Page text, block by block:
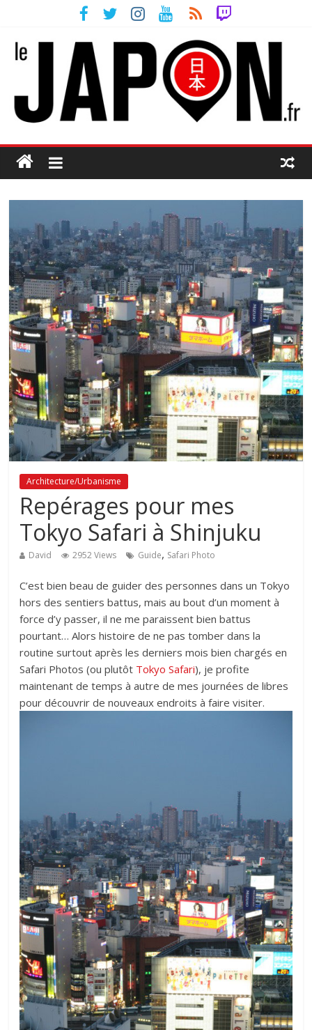
Architecture/Urbanisme
Repérages pour mes
Tokyo Safari à Shinjuku
David 2952 Views Guide, Safari Photo
C’est bien beau de guider des personnes dans un Tokyo
hors des sentiers battus, mais au bout d’un moment à
force d’y passer, il ne me paraissent bien battus
pourtant… Alors histoire de ne pas tomber dans la
routine surtout après les derniers mois bien chargés en
Safari Photos (ou plutôt Tokyo Safari), je profite
maintenant de temps à autre de mes journées de libres
pour découvrir de nouveaux endroits à faire visiter.